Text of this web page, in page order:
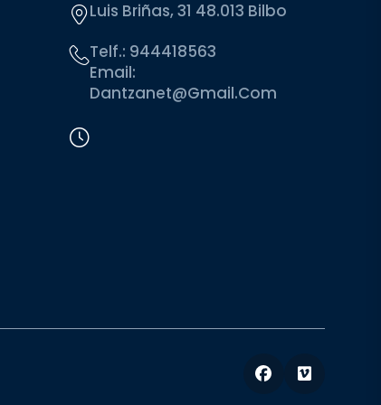
Luis Briñas, 31 48.013 Bilbo
Telf.: 944418563
Email:
Dantzanet@gmail.com
Facebook
Vimeo